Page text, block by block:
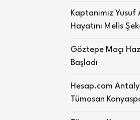
Kaptanımız
Hayatını Melis
Göztepe Maçı
Başladı
Hesap.com
Tümosan